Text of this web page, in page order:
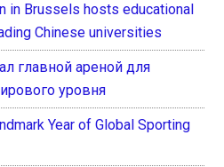
in Brussels hosts educational
Chinese universities
главной ареной для
уровня
Year of Global Sporting